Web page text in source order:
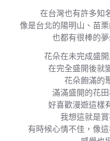
在台灣也有許多知
像是台北的陽明山、苗
也都有很棒的夢
花朵在未完成盛
在完全盛開後就
花朵飽滿的
滿滿盛開的花
好喜歡漫遊這樣
我想這就是
有時候心情不佳，像